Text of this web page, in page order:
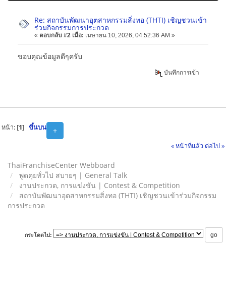
Re: สถาบันพัฒนาอุตสาหกรรมสิ่งทอ (THTI) เชิญชวนเข้า
ร่วมกิจกรรมการประกวด
« ตอบกลับ #2 เมื่อ: เมษายน 10, 2026, 04:52:36 AM »
ขอบคุณข้อมูลดีๆครับ
บันทึกการเข้า
+
หน้า: [1] ขึ้นบน
« หน้าที่แล้ว ต่อไป »
ThaiFranchiseCenter Webboard
พูดคุยทั่วไป สบายๆ | General Talk
งานประกวด, การแข่งขัน | Contest & Competition
สถาบันพัฒนาอุตสาหกรรมสิ่งทอ (THTI) เชิญชวนเข้าร่วมกิจกรรม
การประกวด
กระโดดไป: